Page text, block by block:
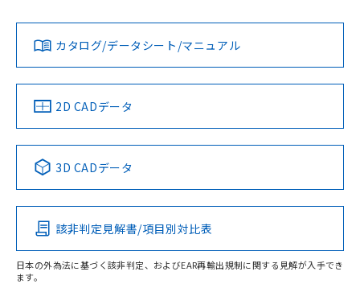
ダウンロードデータをご利用いただく前に、以下を必ずお読
みください。
ソフトウェアの使用条件
対応済み
中国 RoHS 注意事項・凡例
Pb Hg Cd Cr(VI)
O
LR型式承認
（イギリス
船舶規格）
DNV型式承認
（ノルウェー
BV型式承認
（フランス
KR型式
（韓国
No No No No
この製品の規格認証/適合状況ページへ
その他の認証はこちらのページからご検索ください
カタログ/データシート/マニュアル
2D CADデータ
3D CADデータ
該非判定見解書/項目別対比表
日本の外為法に基づく該非判定、およびEAR再輸出規制に関する見解が入手でき
ます。